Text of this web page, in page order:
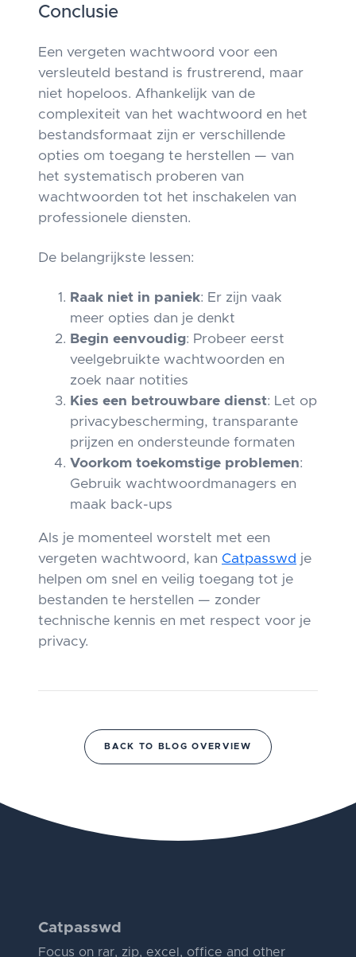
Conclusie
Een vergeten wachtwoord voor een
versleuteld bestand is frustrerend, maar
niet hopeloos. Afhankelijk van de
complexiteit van het wachtwoord en het
bestandsformaat zijn er verschillende
opties om toegang te herstellen — van
het systematisch proberen van
wachtwoorden tot het inschakelen van
professionele diensten.
De belangrijkste lessen:
Raak niet in paniek: Er zijn vaak
meer opties dan je denkt
Begin eenvoudig: Probeer eerst
veelgebruikte wachtwoorden en
zoek naar notities
Kies een betrouwbare dienst: Let op
privacybescherming, transparante
prijzen en ondersteunde formaten
Voorkom toekomstige problemen:
Gebruik wachtwoordmanagers en
maak back-ups
Als je momenteel worstelt met een
vergeten wachtwoord, kan Catpasswd je
helpen om snel en veilig toegang tot je
bestanden te herstellen — zonder
technische kennis en met respect voor je
privacy.
BACK TO BLOG OVERVIEW
Catpasswd
Focus on rar, zip, excel, office and other